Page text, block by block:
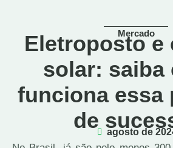
Mercado
Eletroposto e
solar: saiba
funciona essa
de
agosto de